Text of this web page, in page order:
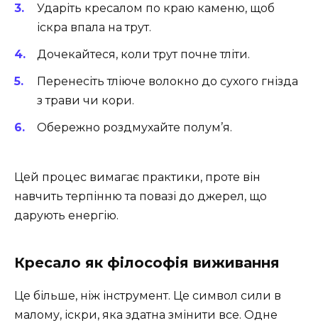
Ударіть кресалом по краю каменю, щоб
іскра впала на трут.
Дочекайтеся, коли трут почне тліти.
Перенесіть тліюче волокно до сухого гнізда
з трави чи кори.
Обережно роздмухайте полум’я.
Цей процес вимагає практики, проте він
навчить терпінню та повазі до джерел, що
дарують енергію.
Кресало як філософія виживання
Це більше, ніж інструмент. Це символ сили в
малому, іскри, яка здатна змінити все. Одне